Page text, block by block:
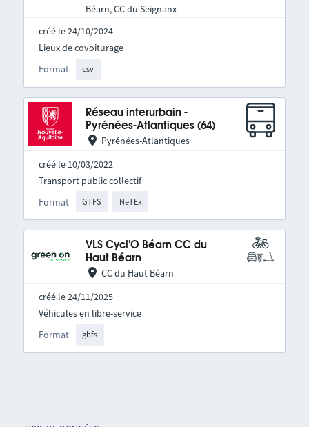
Béarn, CC du Seignanx
créé le 24/10/2024
Format csv
Lieux de covoiturage
Réseau interurbain -
Pyrénées-Atlantiques (64)
Pyrénées-Atlantiques
créé le 10/03/2022
Format GTFS NeTEx
Transport public collectif
VLS Cycl'O Béarn CC du
Haut Béarn
CC du Haut Béarn
créé le 24/11/2025
Format gbfs
Véhicules en libre-service